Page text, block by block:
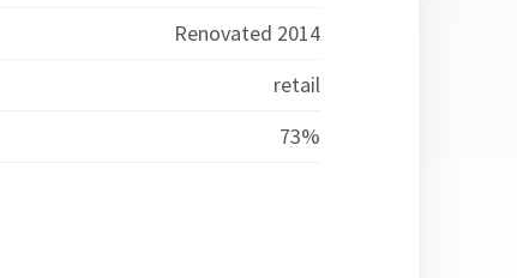
Renovated 2014
retail
73%